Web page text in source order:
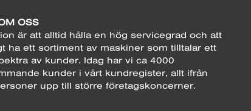
OSS
är att alltid hålla en hög servicegrad och att
ha ett sortiment av maskiner som tilltalar ett
av kunder. Idag har vi ca 4000
kunder i vårt kundregister, allt ifrån
upp till större företagskoncerner.